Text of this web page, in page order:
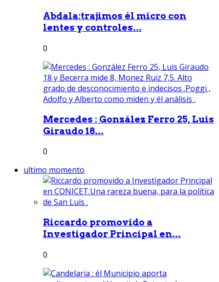
Abdala:trajimos él micro con
lentes y controles...
0
Mercedes : González Ferro 25, Luis
Giraudo 18...
0
ultimo momento
Riccardo promovido a
Investigador Principal en...
0